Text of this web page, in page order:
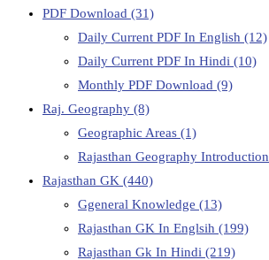
PDF Download (31)
Daily Current PDF In English (12)
Daily Current PDF In Hindi (10)
Monthly PDF Download (9)
Raj. Geography (8)
Geographic Areas (1)
Rajasthan Geography Introduction
Rajasthan GK (440)
Ggeneral Knowledge (13)
Rajasthan GK In Englsih (199)
Rajasthan Gk In Hindi (219)